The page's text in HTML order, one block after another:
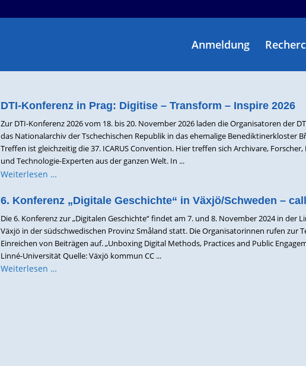
Anmeldung
DTI-Konferenz in Prag: Digitise – Transform – Inspire 2026
Zur DTI-Konferenz 2026 vom 18. bis 20. November 2026 laden die Organisatoren der
das Nationalarchiv der Tschechischen Republik in das ehemalige Benediktinerkloster
Treffen ist gleichzeitig die 37. ICARUS Convention. Hier treffen sich Archivare,
und Technologie-Experten aus der ganzen Welt. In ...
Weiterlesen …
6. Konferenz „Digitale Geschichte“ in Växjö/Schweden –
Die 6. Konferenz zur „Digitalen Geschichte“ findet am 7. und 8. November 2024 in der
Växjö in der südschwedischen Provinz Småland statt. Die Organisatorinnen rufen zur
Einreichen von Beiträgen auf. „Unboxing Digital Methods, Practices and Public
Linné-Universität Quelle: Växjö kommun CC ...
Weiterlesen …